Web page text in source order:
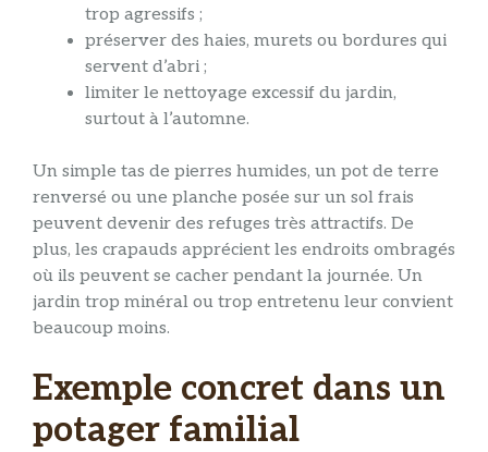
trop agressifs ;
préserver des haies, murets ou bordures qui
servent d’abri ;
limiter le nettoyage excessif du jardin,
surtout à l’automne.
Un simple tas de pierres humides, un pot de terre
renversé ou une planche posée sur un sol frais
peuvent devenir des refuges très attractifs. De
plus, les crapauds apprécient les endroits ombragés
où ils peuvent se cacher pendant la journée. Un
jardin trop minéral ou trop entretenu leur convient
beaucoup moins.
Exemple concret dans un
potager familial